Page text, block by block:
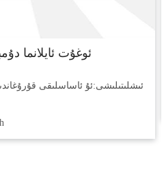
ئوغۇت ئايلانما
ئىشلىتىلىشى:ئۇ ئاساسلىقى
h